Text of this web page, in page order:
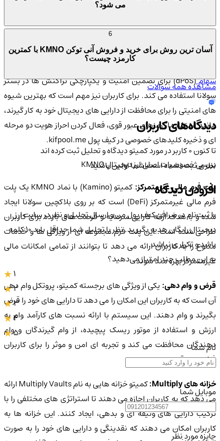
معامله کرد که بستری برای خرید، فروش و معامله این توکن ها
تجزیه و تحلیل امنیت ارز دیجیتال KMNO
کمیتو فاینانس از مکانیسم های اجماع اثبات تاریخچه (PoH) و
سهام
(dPoS) برای تضمین امنیت و یکپارچگی تراکنش ها در بستر
سولانا استفاده می کند. برای کاربران نیز مهم است که بهترین شیوه
های امنیتی را برای محافظت از دارایی های دیجیتال خود به کار گیرند،
مانند استفاده از رمزهای عبور قوی، فعال کردن احراز هویت دو مرحله
ای و ذخیره کلیدهای خصوصی در کیف پول kifpool.me.
بررسی خصوصیات اصلی ارز دیجیتال KMNO
پلت فرم مالی غیرمتمرکز:
کمیتو (Kamino) با نماد KMNO یک پلت
فرم مالی غیرمتمرکز (DeFi) است که بر روی بلاکچین سولانا ایجاد
شده و با هدف ارائه کارایی سرمایه و فرصت های بازده برای کاربران
طراحی شده است. این پلت فرم مجموعه ای از ویژگی ها و خدمات
متنوع را به کاربران ارائه می دهد تا بتوانند از تمامی امکانات مالی
غیرمتمرکز بهره مند شوند.
قرض و وام دهی:یکی از ویژگی های برجسته کمیتو، پروتکل وام دهی
آن است که به کاربران این امکان را می دهد تا دارایی های خود را قرض
بگیرند و وام دهند. این سیستم با ارائه نسبت های کارآمد وام به
ارزش و استفاده از موتور ریسک پیچیده، از وام گیرندگان و وام
دهندگان محافظت می کند و تجربه ای امن و موثر را برای کاربران
فراهم می آورد.
خزانه های Multiply:
کمیتو خزانه هایی به نام Multiply Vaults ارائه
می دهد که به کاربران اجازه می دهند تا استراتژی های مختلفی را با
ترکیب دارایی های وثیقه ای و بدهی، ایجاد کنند. این خزانه ها به
کاربران امکان می دهند که نقدینگی و دارایی های خود را به صورت
می شود؟
آسان ترین روش برای خرید و فروش آنی توکن KMNO با کمترین
کارمزد چیست؟
مشاهده همه سوالات
دیدگاه‌های کاربران
تا کنون 0 کاربر در مورد کمیتودیدگاه و تحلیل ثبت کرده اند
نظری ثبت نشده است!شما اولین باشید
افزودن دیدگاه
با ثبت‌نام در صرافی کیف پول من و ارسال تحلیل و نظر در سایت ارز
دیجیتال رایگان هدیه بگیرید. نظر یا تحلیل شما حداقل باید ۱۰ کلمه
باشد و تکراری نباشد.
به این مطلب چند امتیاز می‌دهید؟
2
3
4
5
نام شما
موبایل شما
جایزه مورد نظر